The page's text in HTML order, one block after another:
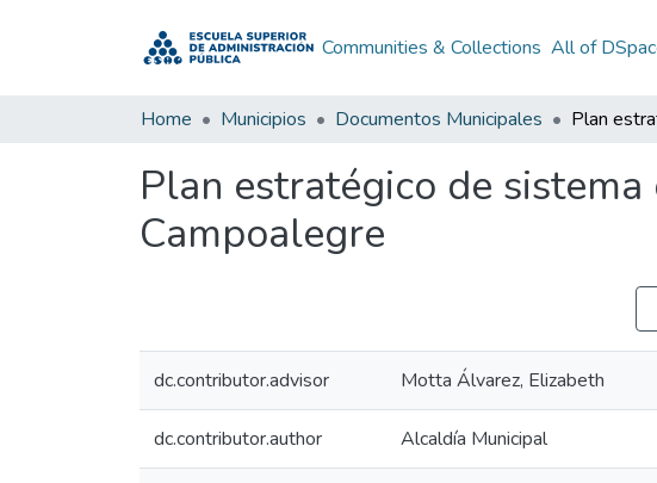
Communities & Collections All of
Home Municipios Documentos Municipales
Plan estratégico de
Campoalegre
dc.contributor.advisor Motta Álvarez, Elizabeth
dc.contributor.author Alcaldía Municipal